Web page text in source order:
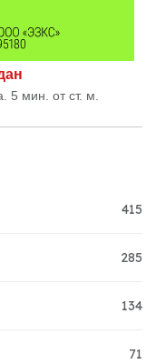
5 мин. от ст. м.
415
285
134
71